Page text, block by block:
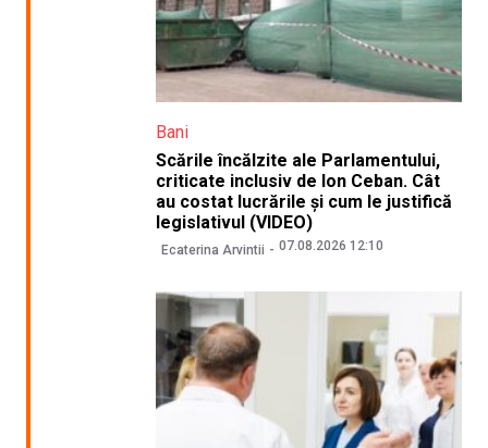
Bani
Scările încălzite ale Parlamentului,
criticate inclusiv de Ion Ceban. Cât
au costat lucrările și cum le justifică
legislativul (VIDEO)
Ecaterina Arvintii 07.08.2026 12:10